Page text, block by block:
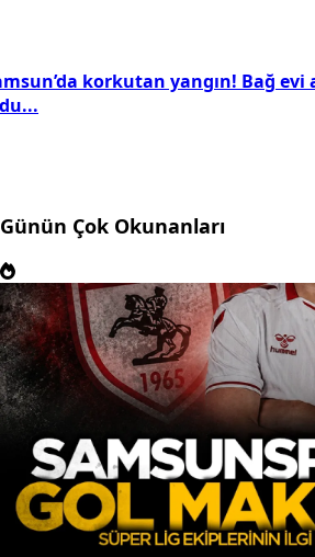
korkutan yangın! Bağ
Günün Çok Okunanları